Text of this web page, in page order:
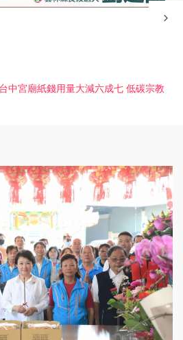
中宮廟紙錢用量大減六成七 低碳宗教